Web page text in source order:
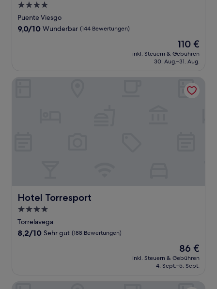
4.0-
Sterne-
Unterkunft
Puente Viesgo
9.0
9,0/10 Wunderbar (144 Bewertungen)
Der
Preis
beträgt
110 €
inkl. Steuern & Gebühren
30. Aug.–31. Aug.
Hotel Torresport
Hotel Torresport
4.0-
Sterne-
Unterkunft
Torrelavega
8.2
Bewertungen)
8,2/10 Sehr gut (188 Bewertungen)
Der
Preis
beträgt
86 €
inkl. Steuern & Gebühren
4. Sept.–5. Sept.